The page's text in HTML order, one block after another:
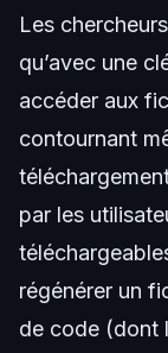
Les
qu’avec une
accéder aux
contournant
par les
régénérer un
de code (dont